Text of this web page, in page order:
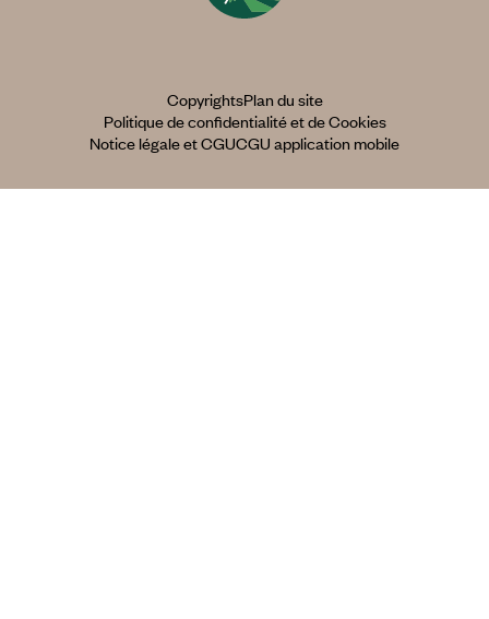
CopyrightsPlan du site
Politique de confidentialité et de Cookies
Notice légale et CGUCGU application mobile